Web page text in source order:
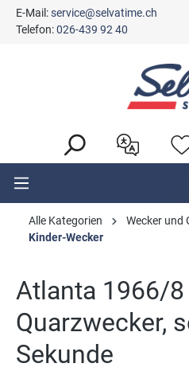
springen
E-Mail:service@selvatime.ch
Telefon:026-439 92 40
Alle Kategorien Wecker und
Kinder-Wecker
Atlanta 1966/
Quarzwecker,
Sekunde